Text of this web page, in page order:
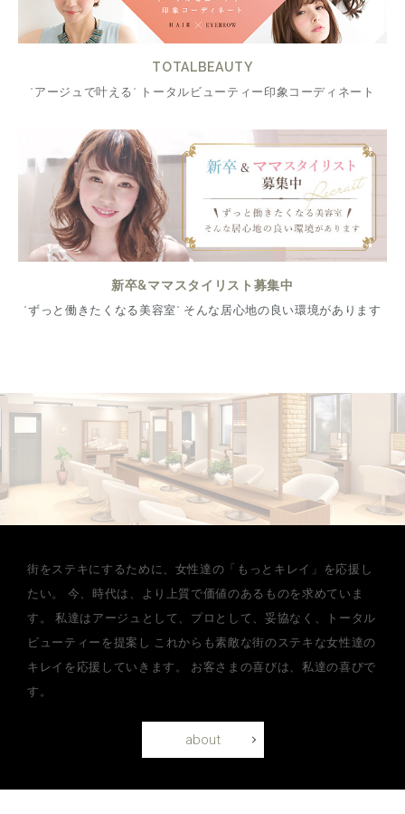
TOTALBEAUTY
"アージュで叶える" トータルビューティー印象コーディネート
新卒&ママスタイリスト募集中
"ずっと働きたくなる美容室" そんな居心地の良い環境があります
街をステキにするために、女性達の「もっとキレイ」を応援し
たい。
今、時代は、より上質で価値のあるものを求めていま
す。
私達はアージュとして、プロとして、妥協なく、トータル
ビューティーを提案し これからも素敵な街のステキな女性達の
キレイを応援していきます。
お客さまの喜びは、私達の喜びで
す。
about